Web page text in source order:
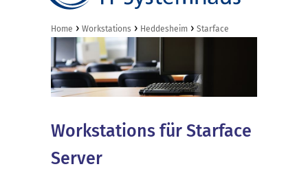
Home › Workstations › Heddesheim › Starface
Workstations für Starface
Server